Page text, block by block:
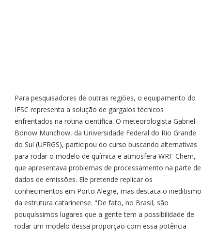
Para pesquisadores de outras regiões, o equipamento do
IFSC representa a solução de gargalos técnicos
enfrentados na rotina científica. O meteorologista Gabriel
Bonow Munchow, da Universidade Federal do Rio Grande
do Sul (UFRGS), participou do curso buscando alternativas
para rodar o modelo de química e atmosfera WRF-Chem,
que apresentava problemas de processamento na parte de
dados de emissões. Ele pretende replicar os
conhecimentos em Porto Alegre, mas destaca o ineditismo
da estrutura catarinense. "De fato, no Brasil, são
pouquíssimos lugares que a gente tem a possibilidade de
rodar um modelo dessa proporção com essa potência